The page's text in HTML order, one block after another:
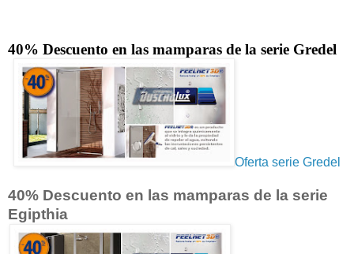
40% Descuento en las mamparas de la serie Gredel
Oferta serie Gredel
40% Descuento en las mamparas de la serie
Egipthia